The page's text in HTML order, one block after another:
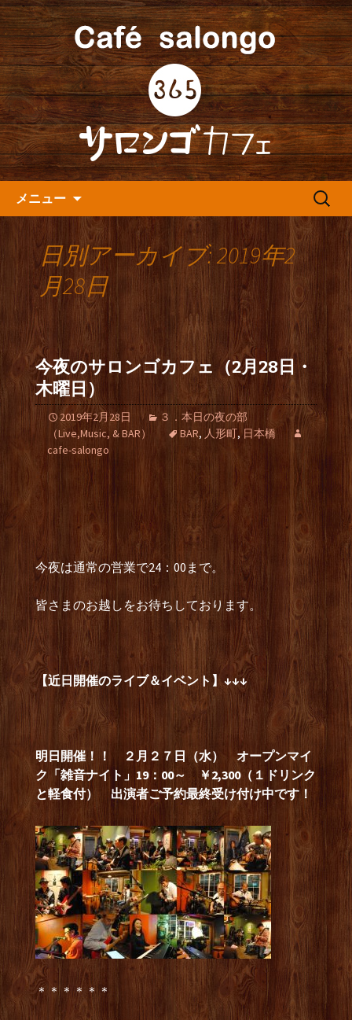
人形町の『365(サロンゴ)カフ
ェ』よりお知らせ
人形町の音楽カフェ『365カフェ』より
最新情報をお届けします。
メニュー
検
日別アーカイブ: 2019年2
月28日
今夜のサロンゴカフェ（2月28日・
木曜日）
2019年2月28日
３．本日の夜の部
（Live,Music, & BAR）
BAR, 人形町,日本橋
cafe-salongo
今夜は通常の営業で24：00まで。
皆さまのお越しをお待ちしております。
【近日開催のライブ＆イベント】↓↓↓
明日開催！！ ２月２７日（水） オープンマイ
ク「雑音ナイト」19：00～ ￥2,300（１ドリンク
と軽食付） 出演者ご予約最終受け付け中です！
＊＊＊＊＊＊